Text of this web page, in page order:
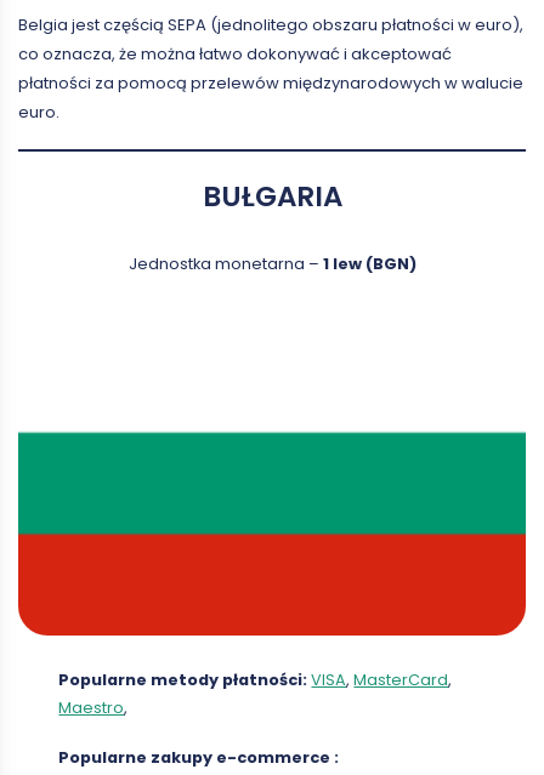
Belgia jest częścią SEPA (jednolitego obszaru płatności w euro),
co oznacza, że można łatwo dokonywać i akceptować
płatności za pomocą przelewów międzynarodowych w walucie
euro.
BUŁGARIA
Jednostka monetarna – 1 lew (BGN)
Popularne metody płatności:VISA,MasterCard,
Maestro,
Popularne zakupy e-commerce :